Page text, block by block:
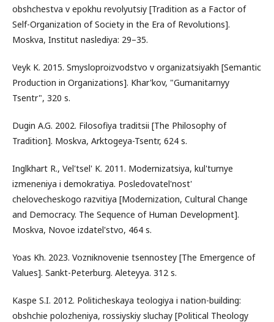
obshchestva v epokhu revolyutsiy [Tradition as a Factor of
Self-Organization of Society in the Era of Revolutions].
Moskva, Institut naslediya: 29–35.
Veyk K. 2015. Smysloproizvodstvo v organizatsiyakh [Semantic
Production in Organizations]. Khar'kov, "Gumanitarnyy
Tsentr", 320 s.
Dugin A.G. 2002. Filosofiya traditsii [The Philosophy of
Tradition]. Moskva, Arktogeya-Tsentr, 624 s.
Inglkhart R., Vel'tsel' K. 2011. Modernizatsiya, kul'turnye
izmeneniya i demokratiya. Posledovatel'nost'
chelovecheskogo razvitiya [Modernization, Cultural Change
and Democracy. The Sequence of Human Development].
Moskva, Novoe izdatel'stvo, 464 s.
Yoas Kh. 2023. Vozniknovenie tsennostey [The Emergence of
Values]. Sankt-Peterburg. Aleteyya. 312 s.
Kaspe S.I. 2012. Politicheskaya teologiya i nation-building:
obshchie polozheniya, rossiyskiy sluchay [Political Theology